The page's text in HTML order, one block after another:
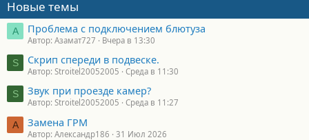
Новые темы
А Проблема с подключением блютуза
Автор: Азамат727 Вчера в 13:30
S Скрип спереди в подвеске.
Автор: Stroitel20052005 Среда в 11:30
S Звук при проезде камер?
Автор: Stroitel20052005 Среда в 11:27
А Замена ГРМ
Автор: Александр186 31 Июл 2026